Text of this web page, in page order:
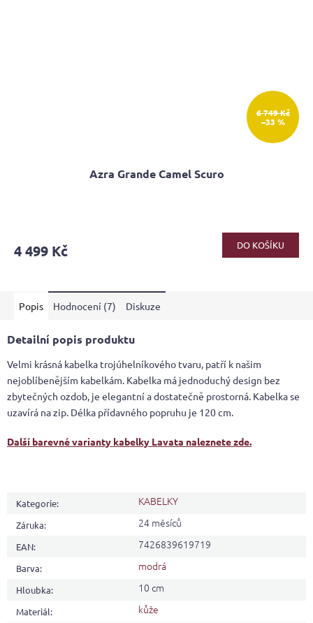
6 749 Kč
–33 %
Azra Grande Camel Scuro
je
hvězdiček.
4 499 Kč DO KOŠÍKU
Popis Hodnocení (7) Diskuze
Detailní popis produktu
Velmi krásná kabelka trojúhelníkového tvaru, patří k našim
nejoblíbenějším kabelkám. Kabelka má jednoduchý design bez
zbytečných ozdob, je elegantní a dostatečně prostorná. Kabelka se
uzavírá na zip. Délka přídavného popruhu je 120 cm.
Další barevné varianty kabelky Lavata naleznete zde.
Kategorie: KABELKY
Záruka: 24 měsíců
EAN: 7426839619719
Barva: modrá
Hloubka: 10 cm
Materiál: kůže